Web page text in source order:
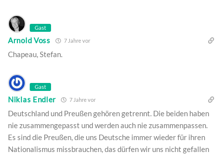
Gast
Arnold Voss 7 Jahre vor
Chapeau, Stefan.
Gast
Niklas Endler 7 Jahre vor
Deutschland und Preußen gehören getrennt. Die beiden haben
nie zusammengepasst und werden auch nie zusammenpassen.
Es sind die Preußen, die uns Deutsche immer wieder für ihren
Nationalismus missbrauchen, das dürfen wir uns nicht gefallen